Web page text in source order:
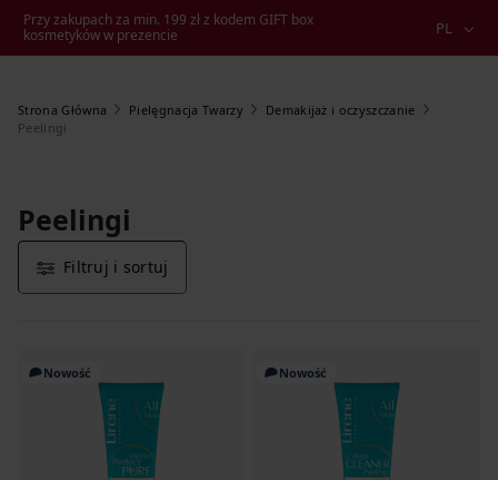
Przy zakupach za min. 199 zł z kodem GIFT box
kosmetyków w prezencie
PL
Strona Główna Pielęgnacja Twarzy
Demakijaż i oczyszczanie
Peelingi
Peelingi
Filtruj i sortuj
Nowość Nowość